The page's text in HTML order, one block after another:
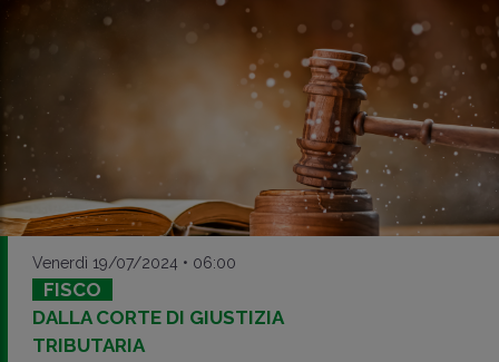
Venerdì 19/07/2024 • 06:00
FISCO
DALLA CORTE DI GIUSTIZIA
TRIBUTARIA